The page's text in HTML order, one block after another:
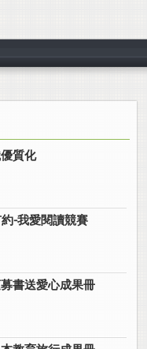
質化
-我愛閱讀競賽
書送愛心成果冊